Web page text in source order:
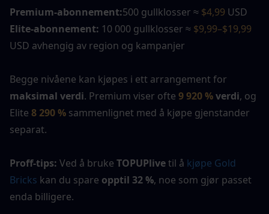
Premium-abonnement:500 gullklosser ≈ $4,99 USD
Elite-abonnement: 10 000 gullklosser ≈
USD avhengig av region og kampanjer
maksimal verdi. Premium viser ofte 9 920 % verdi, og
Elite 8 290 % sammenlignet med å kjøpe gjenstander
separat.
Proff-tips: Ved å bruke TOPUPlive til å kjøpe Gold
Bricks kan du spare opptil 32 %, noe som gjør passet
enda billigere.